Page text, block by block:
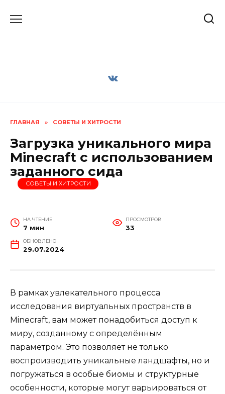
ГЛАВНАЯ » СОВЕТЫ И ХИТРОСТИ
Загрузка уникального мира
Minecraft с использованием
заданного сида
СОВЕТЫ И ХИТРОСТИ
НА ЧТЕНИЕ
7 мин
ПРОСМОТРОВ
33
ОБНОВЛЕНО
29.07.2024
В рамках увлекательного процесса
исследования виртуальных пространств в
Minecraft, вам может понадобиться доступ к
миру, созданному с определённым
параметром. Это позволяет не только
воспроизводить уникальные ландшафты, но и
погружаться в особые биомы и структурные
особенности, которые могут варьироваться от